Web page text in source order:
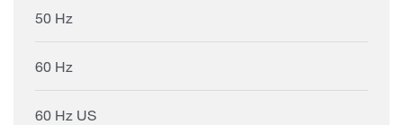
50 Hz
60 Hz
60 Hz US